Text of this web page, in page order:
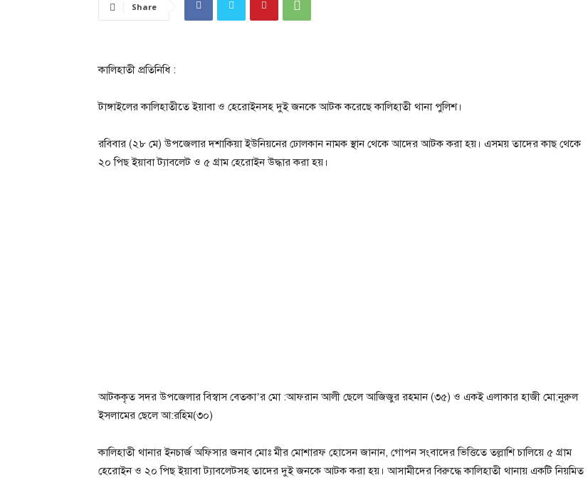
Share
কালিহাতী প্রতিনিধি :
টাঙ্গাইলের কালিহাতীতে ইয়াবা ও হেরোইনসহ দুই জনকে আটক করেছে কালিহাতী থানা পুলিশ।
রবিবার (২৮ মে) উপজেলার দশাকিয়া ইউনিয়নের ঢোলকান নামক স্থান থেকে আদের আটক করা হয়। এসময় তাদের কাছ থেকে
২০ পিছ ইয়াবা ট্যাবলেট ও ৫ গ্রাম হেরোইন উদ্ধার করা হয়।
আটককৃত সদর উপজেলার বিস্বাস বেতকা’র মো :আফরান আলী ছেলে আজিজুর রহমান (৩৫) ও একই এলাকার হাজী মো:নুরুল
ইসলামের ছেলে আ:রহিম(৩০)
কালিহাতী থানার ইনচার্জ অফিসার জনাব মোঃ মীর মোশারফ হোসেন জানান, গোপন সংবাদের ভিত্তিতে তল্লাশি চালিয়ে ৫ গ্রাম
হেরোইন ও ২০ পিছ ইয়াবা ট্যাবলেটসহ তাদের দুই জনকে আটক করা হয়। আসামীদের বিরুদ্ধে কালিহাতী থানায় একটি নিয়মিত